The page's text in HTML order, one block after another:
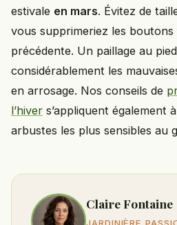
estivale en mars. Évitez de
vous supprimeriez les boutons
précédente. Un paillage au
considérablement les
en arrosage. Nos conseils de
l’hiver s’appliquent également
arbustes les plus sensibles au
Claire Fontaine